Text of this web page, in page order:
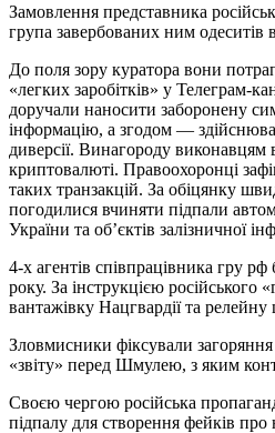
Замовлення представника
група завербованих ним одеситів
До поля зору куратора вони
«легких заробітків» у Телеграм-
доручали наносити заборонену
інформацію, а згодом —
диверсії. Винагороду виконавцям
криптовалюті. Правоохоронці
таких транзакцій. За обіцянку
погодилися вчиняти підпали
України та об’єктів залізничної
4-х агентів співпрацівника гру
року. За інструкцією
вантажівку Нацгвардії та релейну
Зловмисники фіксували
«звіту» перед Шмулею, з яким
Своєю чергою російська
підпалу для створення фейків про